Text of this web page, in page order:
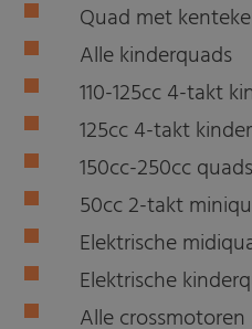
Quad met
Alle kinderquads
110-125cc 4-takt
125cc 4-takt
150cc-250cc quads
50cc 2-takt
Elektrische
Elektrische
Alle crossmotoren